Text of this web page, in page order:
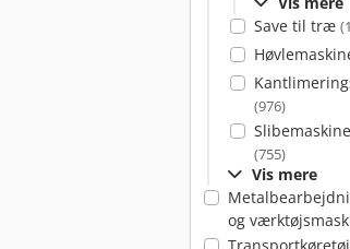
Save til træ
(976)
(755)
Vis mere
og